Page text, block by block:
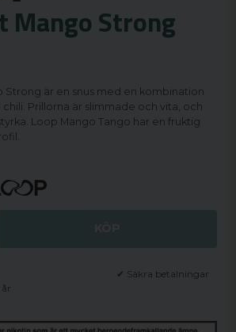
Mango Strong
Strong är en snus med en kombination
Prillorna är slimmade och vita, och
Loop Mango Tango har en fruktig
✔ Säkra betalningar